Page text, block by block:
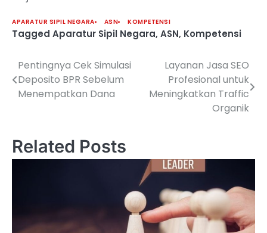
APARATUR SIPIL NEGARA ASN KOMPETENSI
Tagged Aparatur Sipil Negara, ASN, Kompetensi
Post
navigation
Pentingnya Cek Simulasi
Deposito BPR Sebelum
Menempatkan Dana
Layanan Jasa SEO
Profesional untuk
Meningkatkan Traffic
Organik
Related Posts